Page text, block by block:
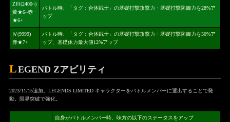
ZⅢ(2400~)
黃★6~赤
★6+
バトル時、「タグ：合体戦士」の基礎打撃攻撃力・基礎打撃防御力を28%ア
ップ
Ⅳ(9999)
赤★7+
バトル時、「タグ：合体戦士」の基礎打撃攻撃力・基礎打撃防御力を30%ア
ップ、基礎体力最大値12%アップ
LEGEND Zアビリティ
2023/11/15追加。LEGENDS LIMITED キャラクターをバトルメンバーに選出することで発
動。限界突破で強化。
自身がバトルメンバー時、味方の以下のステータスをアップ